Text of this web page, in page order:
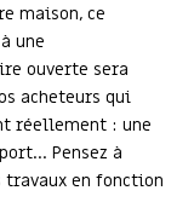
maison, ce
une
ouverte sera
acheteurs qui
réellement : une
Pensez à
en fonction